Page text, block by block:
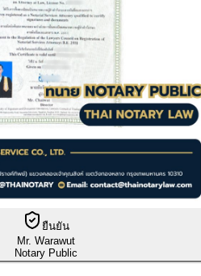
ยืนยัน
Mr. Warawut
Notary Public